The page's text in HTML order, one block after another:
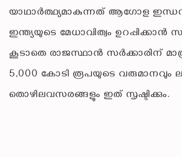
യാഥാർത്ഥ്യമാകുന്നത് ആഗോള
ഇന്ത്യയുടെ മേധാവിത്വം ഉറപ്പിക്കാൻ
കൂടാതെ രാജസ്ഥാൻ സർക്കാരിന്
5,000 കോടി രൂപയുടെ വരുമാനവും
തൊഴിലവസരങ്ങളും ഇത് സൃഷ്ടിക്കും.